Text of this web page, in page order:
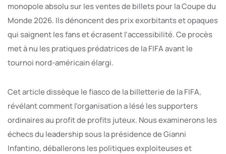
monopole absolu sur les ventes de billets pour la Coupe du
Monde 2026. Ils dénoncent des prix exorbitants et opaques
qui saignent les fans et écrasent l’accessibilité. Ce procès
met à nu les pratiques prédatrices de la FIFA avant le
tournoi nord-américain élargi.
Cet article dissèque le fiasco de la billetterie de la FIFA,
révélant comment l’organisation a lésé les supporters
ordinaires au profit de profits juteux. Nous examinerons les
échecs du leadership sous la présidence de Gianni
Infantino, déballerons les politiques exploiteuses et